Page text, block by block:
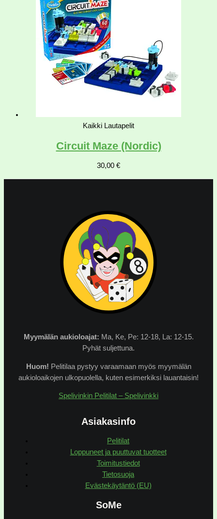
Kaikki Lautapelit
Circuit Maze (Nordic)
30,00 €
Myymälän aukioloajat: Ma, Ke, Pe: 12-18, La: 12-15.
Pyhät suljettuna.
Huom! Pelitilaa pystyy varaamaan myös myymälän
aukioloaikojen ulkopuolella, kuten esimerkiksi lauantaisin!
Spelivinkin Pelitilat – Spelivinkki
Asiakasinfo
Pelitilat
Loppuneet ja puuttuvat tuotteet
Toimitustiedot
Tietosuoja
Evästekäytäntö (EU)
SoMe